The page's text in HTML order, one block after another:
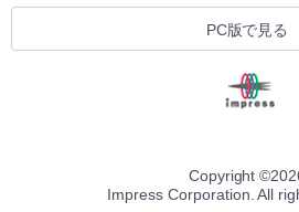
PC版で見る
Copyright ©
Impress Corporation. All